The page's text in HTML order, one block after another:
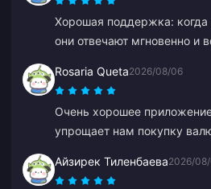
Хорошая поддержка: когда
они отвечают мгновенно и
Rosaria Queta2026/08/06
Очень хорошее
упрощает нам покупку
Айзирек Тиленбаева2026/